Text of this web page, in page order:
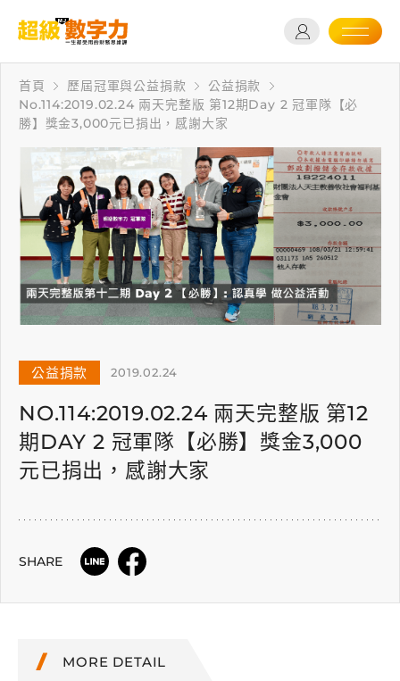
首頁 歷屆冠軍與公益捐款
公益捐款
No.114:2019.02.24 兩天完整版 第12期Day 2 冠軍隊【必
勝】獎金3,000元已捐出，感謝大家
公益捐款 2019.02.24
NO.114:2019.02.24 兩天完整版 第12
期DAY 2 冠軍隊【必勝】獎金3,000
元已捐出，感謝大家
SHARE
MORE DETAIL